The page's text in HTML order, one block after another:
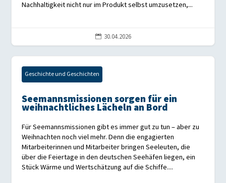
Nachhaltigkeit nicht nur im Produkt selbst umzusetzen,...
 30.04.2026
Geschichte und Geschichten
Seemannsmissionen sorgen für ein
weihnachtliches Lächeln an Bord
Für Seemannsmissionen gibt es immer gut zu tun – aber zu
Weihnachten noch viel mehr. Denn die engagierten
Mitarbeiterinnen und Mitarbeiter bringen Seeleuten, die
über die Feiertage in den deutschen Seehäfen liegen, ein
Stück Wärme und Wertschätzung auf die Schiffe....